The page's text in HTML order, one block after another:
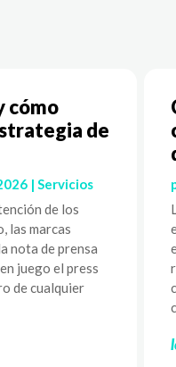
cómo
de
|Servicios
de los
las marcas
nota de prensa
juego el press
de cualquier